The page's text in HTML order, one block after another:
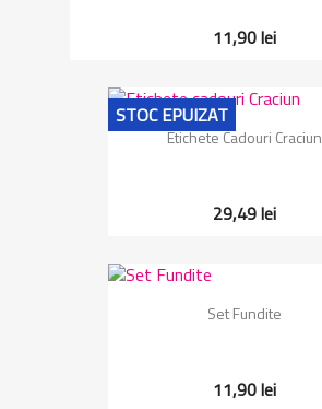
11,90 lei
Etichete Cadouri Craciun
29,49 lei
STOC EPUIZAT
Set Fundite
11,90 lei